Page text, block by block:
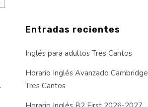
Entradas recientes
Inglés para adultos Tres Cantos
Horario Inglés Avanzado Cambridge
Tres Cantos